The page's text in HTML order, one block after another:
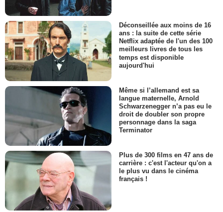
Déconseillée aux moins de 16
ans : la suite de cette série
Netflix adaptée de l'un des 100
meilleurs livres de tous les
temps est disponible
aujourd'hui
Même si l’allemand est sa
langue maternelle, Arnold
Schwarzenegger n’a pas eu le
droit de doubler son propre
personnage dans la saga
Terminator
Plus de 300 films en 47 ans de
carrière : c'est l'acteur qu'on a
le plus vu dans le cinéma
français !